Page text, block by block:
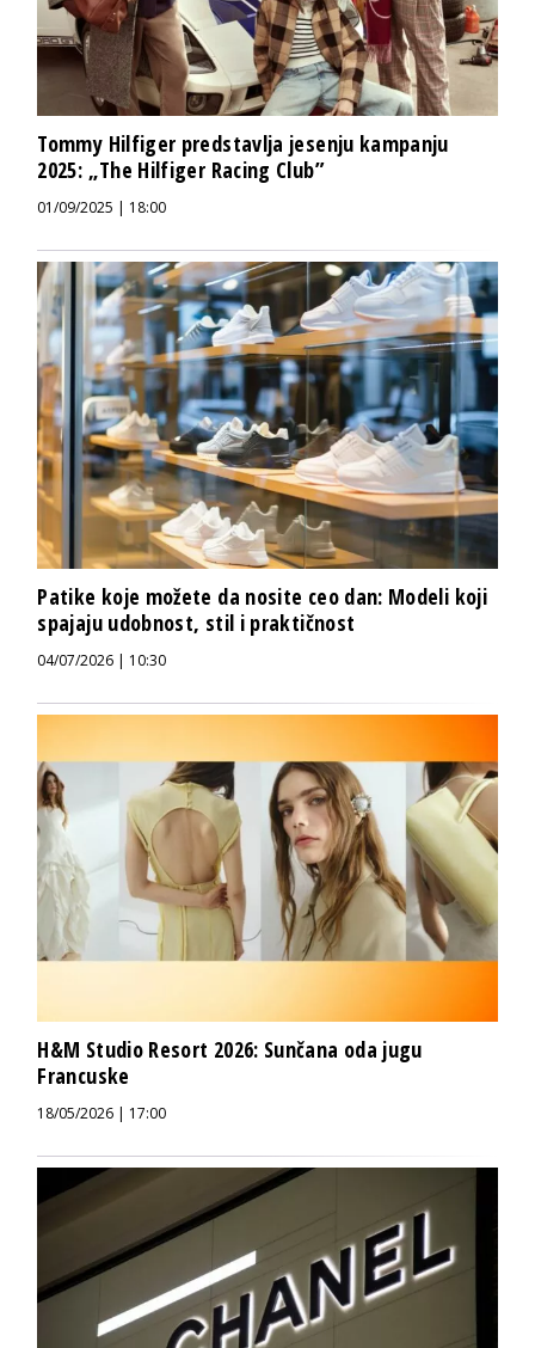
Tommy Hilfiger predstavlja jesenju kampanju
2025: „The Hilfiger Racing Club”
01/09/2025 | 18:00
Patike koje možete da nosite ceo dan: Modeli koji
spajaju udobnost, stil i praktičnost
04/07/2026 | 10:30
H&M Studio Resort 2026: Sunčana oda jugu
Francuske
18/05/2026 | 17:00